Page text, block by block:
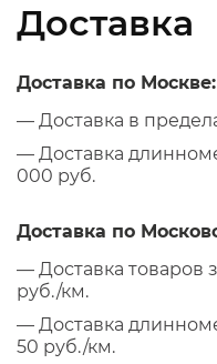
Доставка
Доставка по Москве:
— Доставка в
— Доставка
000 руб.
Доставка по
— Доставка товаров
руб./км.
— Доставка
50 руб./км.